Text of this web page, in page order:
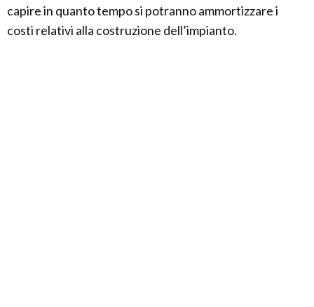
capire in quanto tempo si potranno ammortizzare i
costi relativi alla costruzione dell’impianto.